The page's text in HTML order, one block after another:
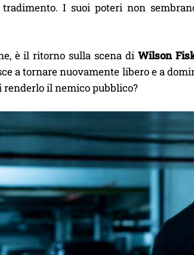
I suoi poteri non
è il ritorno sulla scena di Wilson
a tornare nuovamente libero e a
il nemico pubblico?